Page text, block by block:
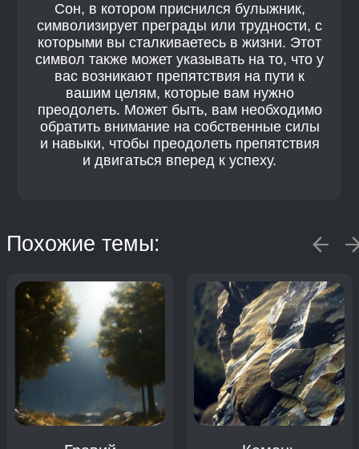
Сон, в котором приснился булыжник,
символизирует преграды или трудности, с
которыми вы сталкиваетесь в жизни. Этот
символ также может указывать на то, что у
вас возникают препятствия на пути к
вашим целям, которые вам нужно
преодолеть. Может быть, вам необходимо
обратить внимание на собственные силы
и навыки, чтобы преодолеть препятствия
и двигаться вперед к успеху.
Похожие темы: